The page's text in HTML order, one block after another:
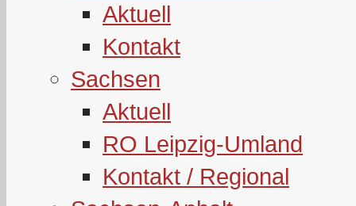
Aktuell
Kontakt
Sachsen
Aktuell
RO Leipzig-Umland
Kontakt / Regional